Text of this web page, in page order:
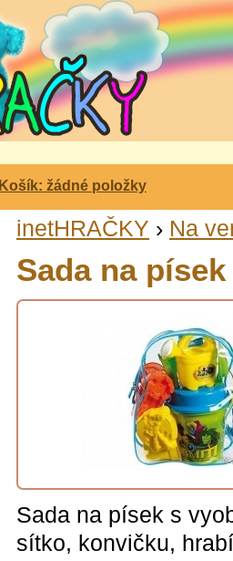
Košík: žádné položky
inetHRAČKY › Na
Sada na
Sada na písek s
sítko, konvičku,